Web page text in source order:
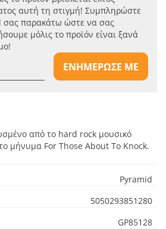
αυτή τη στιγμή! Συμπληρώστε
σας παρακάτω ώστε να σας
μόλις το προϊόν είναι ξανά
ΕΝΗΜΕΡΩΣΕ ΜΕ
από το hard rock μουσικό
μήνυμα For Those About To Knock.
Pyramid
5050293851280
GP85128